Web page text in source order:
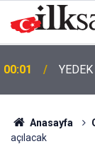
00:01
Anasayfa
açılacak